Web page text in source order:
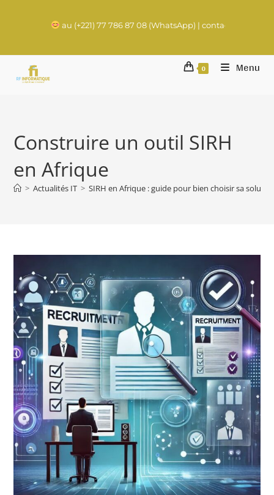
au (+221) 77 786 87 08 (WhatsApp) | contact@rachadifils.com
0 Menu
Construire un outil SIRH
en Afrique
> Actualités IT > SIRH en Afrique : guide pour bien choisir sa